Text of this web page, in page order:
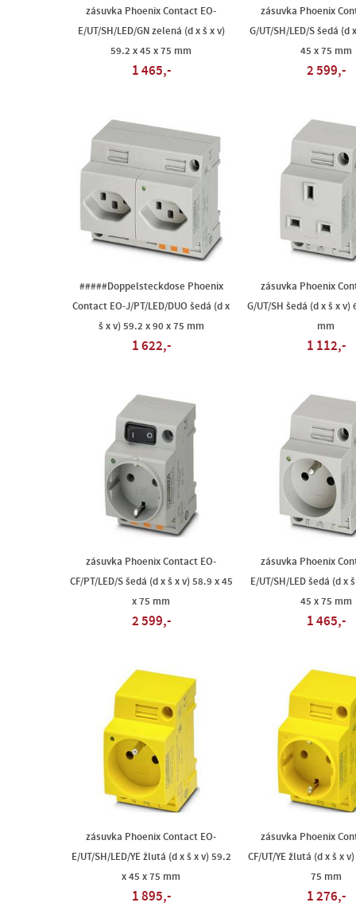
zásuvka Phoenix Contact EO-
E/UT/SH/LED/GN zelená (d x š x v)
59.2 x 45 x 75 mm
1 465,-
zásuvka Phoenix
G/UT/SH/LED/S šedá (d
45 x 75 mm
2 599,-
#####Doppelsteckdose Phoenix
Contact EO-J/PT/LED/DUO šedá (d x
š x v) 59.2 x 90 x 75 mm
1 622,-
zásuvka Phoenix
G/UT/SH šedá (d x š x v)
mm
1 112,-
zásuvka Phoenix Contact EO-
CF/PT/LED/S šedá (d x š x v) 58.9 x 45
x 75 mm
2 599,-
zásuvka Phoenix
E/UT/SH/LED šedá (d x
45 x 75 mm
1 465,-
zásuvka Phoenix Contact EO-
E/UT/SH/LED/YE žlutá (d x š x v) 59.2
x 45 x 75 mm
1 895,-
zásuvka Phoenix
CF/UT/YE žlutá (d x š x
75 mm
1 276,-